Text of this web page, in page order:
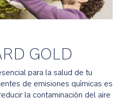
GOLD
para la salud de tu
de emisiones químicas es
la contaminación del aire